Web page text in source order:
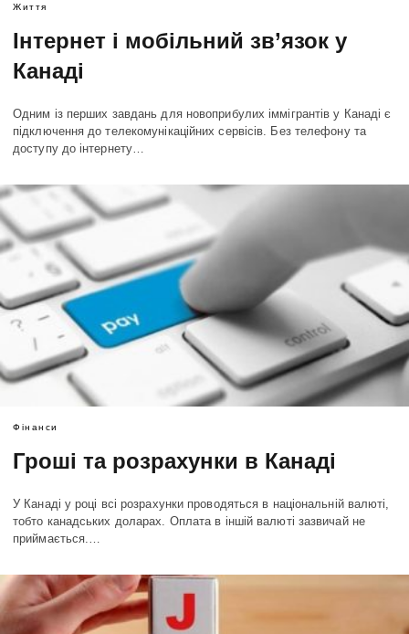
Життя
Інтернет і мобільний зв’язок у
Канаді
Одним із перших завдань для новоприбулих іммігрантів у Канаді є
підключення до телекомунікаційних сервісів. Без телефону та
доступу до інтернету…
Фінанси
Гроші та розрахунки в Канаді
У Канаді у році всі розрахунки проводяться в національній валюті,
тобто канадських доларах. Оплата в іншій валюті зазвичай не
приймається.…